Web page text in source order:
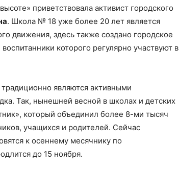
приветствовала активист городского
. Школа № 18 уже более 20 лет является
движения, здесь также создано городское
которого регулярно участвуют в
являются активными
Так, нынешней весной в школах и детских
который объединил более 8-ми тысяч
учащихся и родителей. Сейчас
к осеннему месячнику по
до 15 ноября.